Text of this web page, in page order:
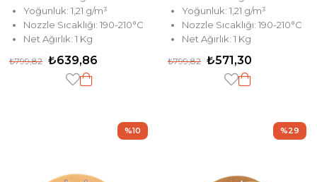
Yoğunluk: 1,21 g/m³
Nozzle Sıcaklığı: 190-210°C
Net Ağırlık: 1 Kg
₺639,86
₺799,82
Yoğunluk: 1,21 g/m³
Nozzle Sıcaklığı: 190-210°C
Net Ağırlık: 1 Kg
₺571,30
₺799,82
%10 %29